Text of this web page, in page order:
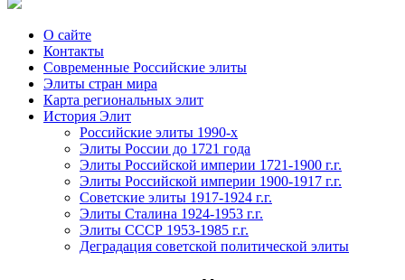
О сайте
Контакты
Современные Российские элиты
Элиты стран мира
Картa региональных элит
История Элит
Российские элиты 1990-х
Элиты России до 1721 года
Элиты Российской империи 1721-1900 г.г.
Элиты Российской империи 1900-1917 г.г.
Советские элиты 1917-1924 г.г.
Элиты Сталина 1924-1953 г.г.
Элиты СССР 1953-1985 г.г.
Деградация советской политической элиты